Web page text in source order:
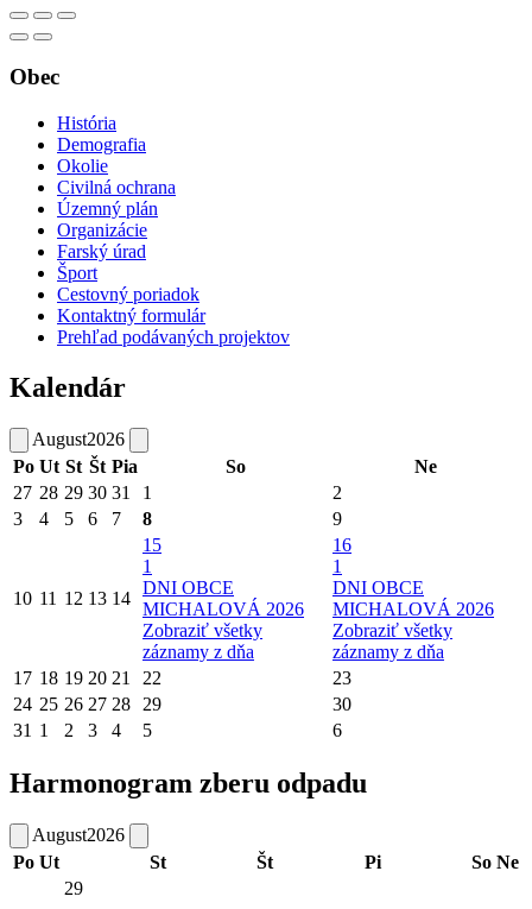
Obec
História
Demografia
Okolie
Civilná ochrana
Územný plán
Organizácie
Farský úrad
Šport
Cestovný poriadok
Kontaktný formulár
Prehľad podávaných projektov
Kalendár
August2026
Po Ut St Št Pia So
Ne
27 28 29 30 31 1
2
3
4 5 6 7 8 9
10 11 12 13 14
15
1
DNI OBCE
MICHALOVÁ 2026
Zobraziť všetky
záznamy z dňa
16
1
DNI OBCE
MICHALOVÁ 2026
Zobraziť všetky
záznamy z dňa
17 18 19 20 21 22
23
24 25 26 27 28 29
30
31 1 2 3 4 5 6
Harmonogram zberu odpadu
August2026
Po Ut St Št Pi So Ne
29